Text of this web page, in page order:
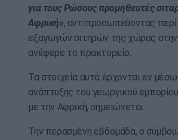
για τους Ρώσους προμηθευτές
Αφρική», αντιπροσωπεύοντας
εξαγωγών σιτηρών της χώρας στην
ανέφερε το πρακτορείο.
Τα στοιχεία αυτά έρχονται εν
ανάπτυξης του γεωργικού
με την Αφρική, σημειώνεται.
Την περασμένη εβδομάδα, ο